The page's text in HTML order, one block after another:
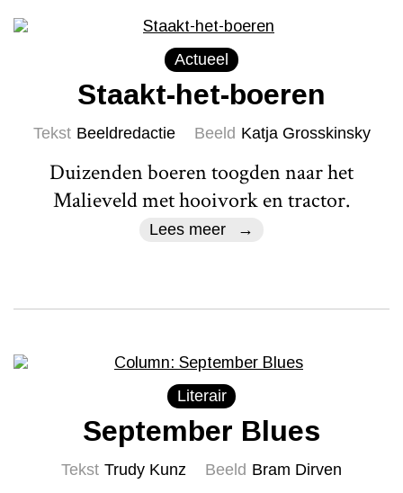
Actueel
Staakt-het-boeren
Tekst Beeldredactie Beeld Katja Grosskinsky
Duizenden boeren toogden naar het
Malieveld met hooivork en tractor.
Lees meer
Literair
September Blues
Tekst Trudy Kunz Beeld Bram Dirven